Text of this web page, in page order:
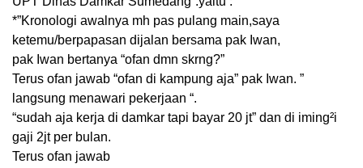
*”Kronologi awalnya mh pas pulang main,saya
ketemu/berpapasan dijalan bersama pak Iwan,
pak Iwan bertanya “ofan dmn skrng?”
Terus ofan jawab “ofan di kampung aja” pak Iwan. ”
langsung menawari pekerjaan “.
“sudah aja kerja di damkar tapi bayar 20 jt” dan di iming²i
gaji 2jt per bulan.
Terus ofan jawab